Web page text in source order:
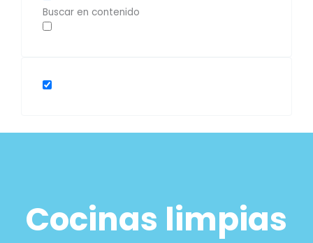
Buscar en contenido
Cocinas limpias